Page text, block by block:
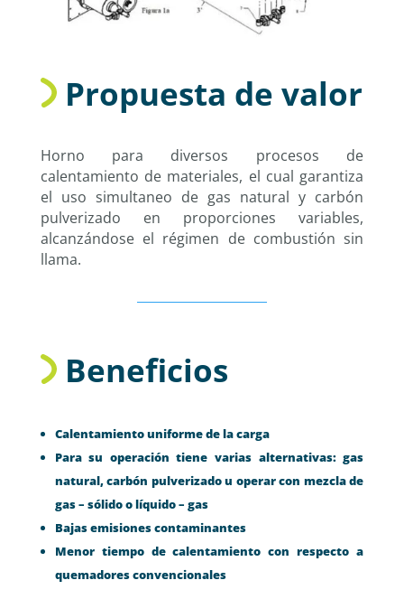
Propuesta de valor
Horno para diversos procesos de
calentamiento de materiales, el cual garantiza
el uso simultaneo de gas natural y carbón
pulverizado en proporciones variables,
alcanzándose el régimen de combustión sin
llama.
Beneficios
Calentamiento uniforme de la carga
Para su operación tiene varias alternativas: gas
natural, carbón pulverizado u operar con mezcla de
gas – sólido o líquido – gas
Bajas emisiones contaminantes
Menor tiempo de calentamiento con respecto a
quemadores convencionales